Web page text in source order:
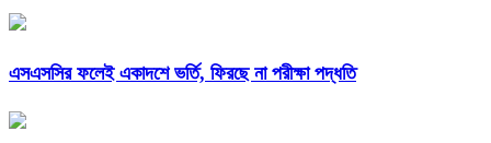
এসএসসির ফলেই একাদশে ভর্তি, ফিরছে না পরীক্ষা পদ্ধতি